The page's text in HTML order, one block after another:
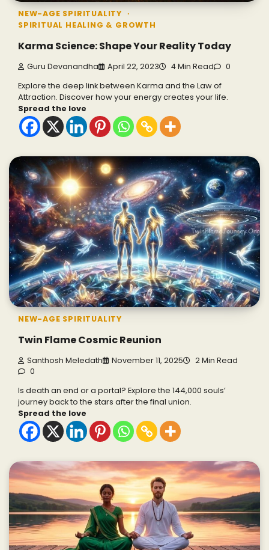
NEW-AGE SPIRITUALITY
SPIRITUAL HEALING & GROWTH
Karma Science: Shape Your Reality Today
Guru Devanandha April 22, 2023 4 Min Read 0
Explore the deep link between Karma and the Law of
Attraction. Discover how your energy creates your life.
Spread the love
NEW-AGE SPIRITUALITY
Twin Flame Cosmic Reunion
Santhosh Meledath November 11, 2025
2 Min Read
0
Is death an end or a portal? Explore the 144,000 souls’
journey back to the stars after the final union.
Spread the love